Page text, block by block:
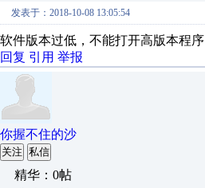
发表于：2018-10-08 13:05:54
软件版本过低，不能打开高版本程序
回复 引用 举报
你握不住的沙
关注 私信
精华：0帖